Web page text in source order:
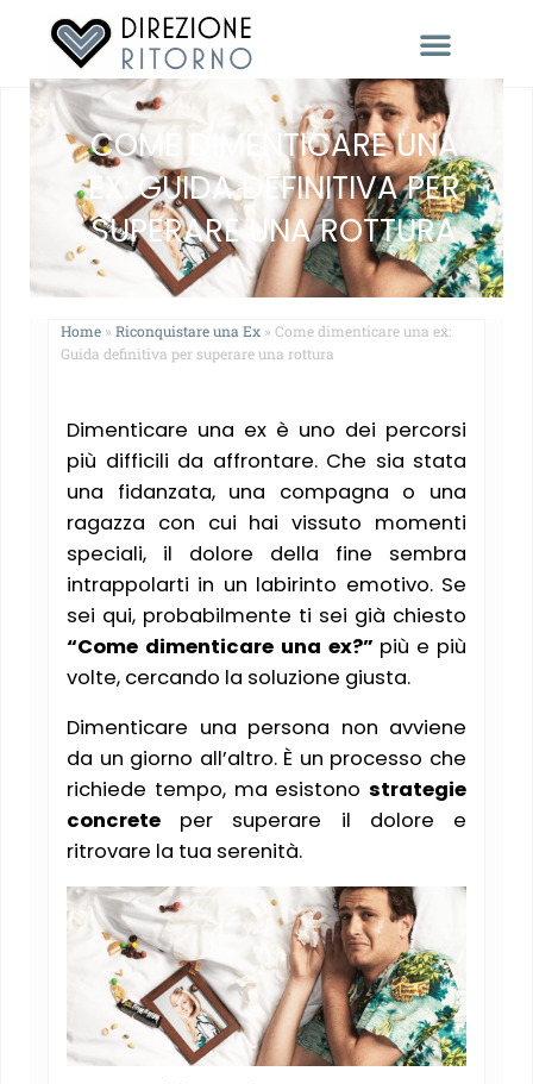
COME DIMENTICARE UNA
EX: GUIDA DEFINITIVA PER
SUPERARE UNA ROTTURA
Home » Riconquistare una Ex » Come dimenticare una ex:
Guida definitiva per superare una rottura
Dimenticare una ex è uno dei percorsi
più difficili da affrontare. Che sia stata
una fidanzata, una compagna o una
ragazza con cui hai vissuto momenti
speciali, il dolore della fine sembra
intrappolarti in un labirinto emotivo. Se
sei qui, probabilmente ti sei già chiesto
“Come dimenticare una ex?”più e più
volte, cercando la soluzione giusta.
Dimenticare una persona non avviene
da un giorno all’altro. È un processo che
richiede tempo, ma esistono strategie
concrete per superare il dolore e
ritrovare la tua serenità​.